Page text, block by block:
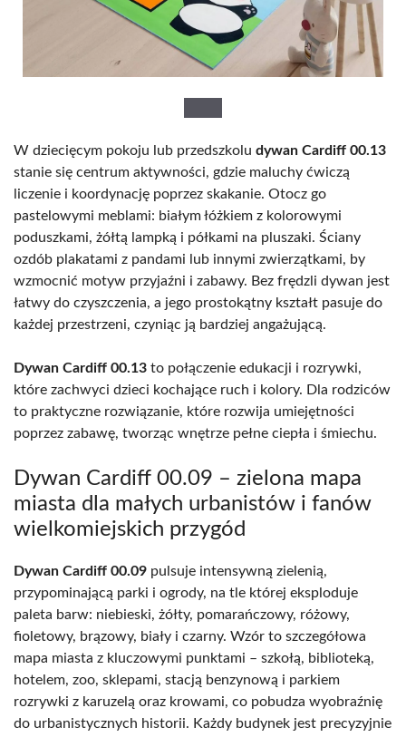
W dziecięcym pokoju lub przedszkolu dywan Cardiff 00.13
stanie się centrum aktywności, gdzie maluchy ćwiczą
liczenie i koordynację poprzez skakanie. Otocz go
pastelowymi meblami: białym łóżkiem z kolorowymi
poduszkami, żółtą lampką i półkami na pluszaki. Ściany
ozdób plakatami z pandami lub innymi zwierzątkami, by
wzmocnić motyw przyjaźni i zabawy. Bez frędzli dywan jest
łatwy do czyszczenia, a jego prostokątny kształt pasuje do
każdej przestrzeni, czyniąc ją bardziej angażującą.
Dywan Cardiff 00.13 to połączenie edukacji i rozrywki,
które zachwyci dzieci kochające ruch i kolory. Dla rodziców
to praktyczne rozwiązanie, które rozwija umiejętności
poprzez zabawę, tworząc wnętrze pełne ciepła i śmiechu.
Dywan Cardiff 00.09 – zielona mapa
miasta dla małych urbanistów i fanów
wielkomiejskich przygód
Dywan Cardiff 00.09 pulsuje intensywną zielenią,
przypominającą parki i ogrody, na tle której eksploduje
paleta barw: niebieski, żółty, pomarańczowy, różowy,
fioletowy, brązowy, biały i czarny. Wzór to szczegółowa
mapa miasta z kluczowymi punktami – szkołą, biblioteką,
hotelem, zoo, sklepami, stacją benzynową i parkiem
rozrywki z karuzelą oraz krowami, co pobudza wyobraźnię
do urbanistycznych historii. Każdy budynek jest precyzyjnie